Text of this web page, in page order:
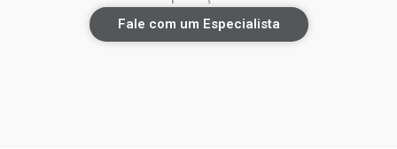
Fale com um Especialista